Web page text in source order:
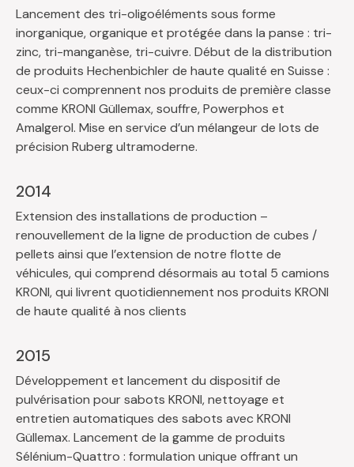
Lancement des tri-oligoéléments sous forme
inorganique, organique et protégée dans la panse : tri-
zinc, tri-manganèse, tri-cuivre. Début de la distribution
de produits Hechenbichler de haute qualité en Suisse :
ceux-ci comprennent nos produits de première classe
comme KRONI Güllemax, souffre, Powerphos et
Amalgerol. Mise en service d’un mélangeur de lots de
précision Ruberg ultramoderne.
2014
Extension des installations de production –
renouvellement de la ligne de production de cubes /
pellets ainsi que l’extension de notre flotte de
véhicules, qui comprend désormais au total 5 camions
KRONI, qui livrent quotidiennement nos produits KRONI
de haute qualité à nos clients
2015
Développement et lancement du dispositif de
pulvérisation pour sabots KRONI, nettoyage et
entretien automatiques des sabots avec KRONI
Güllemax. Lancement de la gamme de produits
Sélénium-Quattro : formulation unique offrant un